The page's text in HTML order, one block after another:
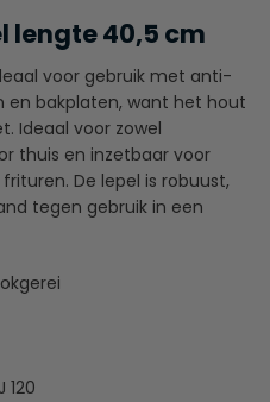
lengte 40,5 cm
voor gebruik met anti-
en bakplaten, want het hout
Ideaal voor zowel
thuis en inzetbaar voor
De lepel is robuust,
tegen gebruik in een
J 120